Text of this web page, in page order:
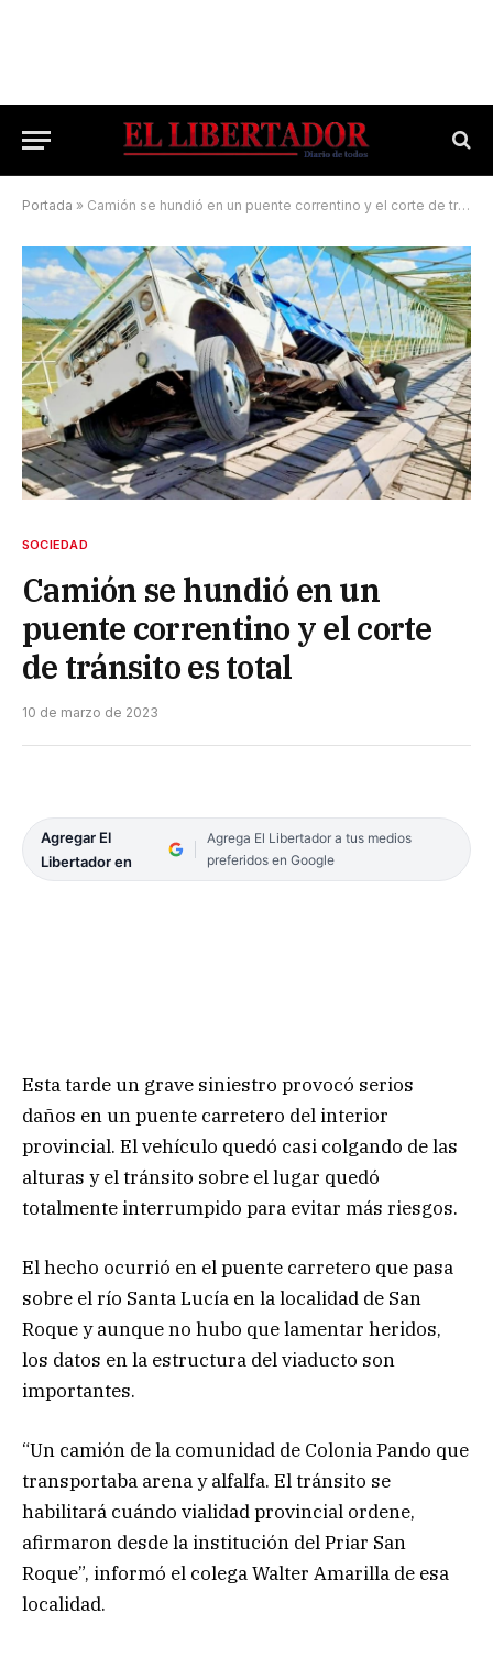
Portada » Camión se hundió en un puente correntino y el corte de tránsito es total
SOCIEDAD
Camión se hundió en un
puente correntino y el corte
de tránsito es total
10 de marzo de 2023
Agregar El
Libertador en
Agrega El Libertador a tus medios
preferidos en Google
Esta tarde un grave siniestro provocó serios
daños en un puente carretero del interior
provincial. El vehículo quedó casi colgando de las
alturas y el tránsito sobre el lugar quedó
totalmente interrumpido para evitar más riesgos.
El hecho ocurrió en el puente carretero que pasa
sobre el río Santa Lucía en la localidad de San
Roque y aunque no hubo que lamentar heridos,
los datos en la estructura del viaducto son
importantes.
“Un camión de la comunidad de Colonia Pando que
transportaba arena y alfalfa. El tránsito se
habilitará cuándo vialidad provincial ordene,
afirmaron desde la institución del Priar San
Roque”, informó el colega Walter Amarilla de esa
localidad.